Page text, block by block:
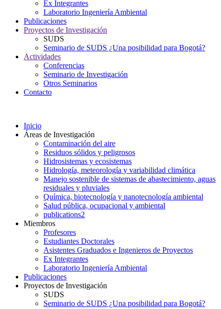
Ex Integrantes
Laboratorio Ingeniería Ambiental
Publicaciones
Proyectos de Investigación
SUDS
Seminario de SUDS ¿Una posibilidad para Bogotá?
Actividades
Conferencias
Seminario de Investigación
Otros Seminarios
Contacto
Inicio
Áreas de Investigación
Contaminación del aire
Residuos sólidos y peligrosos
Hidrosistemas y ecosistemas
Hidrología, meteorología y variabilidad climática
Manejo sostenible de sistemas de abastecimiento, aguas
residuales y pluviales
Química, biotecnología y nanotecnología ambiental
Salud pública, ocupacional y ambiental
publications2
Miembros
Profesores
Estudiantes Doctorales
Asistentes Graduados e Ingenieros de Proyectos
Ex Integrantes
Laboratorio Ingeniería Ambiental
Publicaciones
Proyectos de Investigación
SUDS
Seminario de SUDS ¿Una posibilidad para Bogotá?